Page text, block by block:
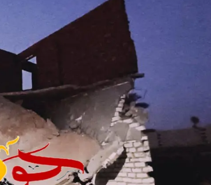
مستشفى بولاق الدكرور العام .. حين يتحول الحلم إلى واقع .. مدينة طبية
تجديد الثقة في الدكتور فرج البلاصي مديرًا لمستشفى الحوامدية العام ..
قطع المياه عن مناطق واسعة بالهرم فجر الجمعة .. تعرف على الأماكن